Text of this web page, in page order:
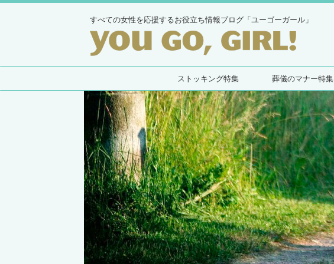
すべての女性を応援するお役立ち情報ブログ「ユーゴーガール」
ストッキング特集 葬儀のマナー特集